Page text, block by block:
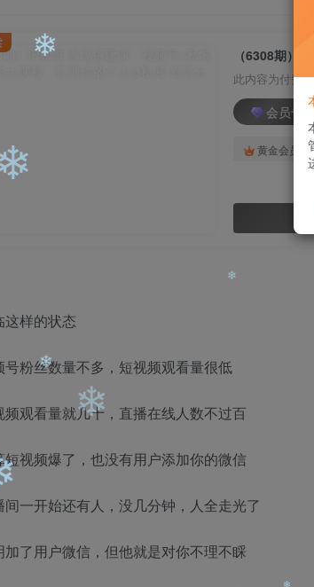
此内容为付费
会员专
黄金会员
样的状态
号粉丝数量不多，短视频观看量很低
频观看量就几十，直播在线人数不过百
短视频爆了，也没有用户添加你的微信
间一开始还有人，没几分钟，人全走光了
加了用户微信，但他就是对你不理不睬
❄